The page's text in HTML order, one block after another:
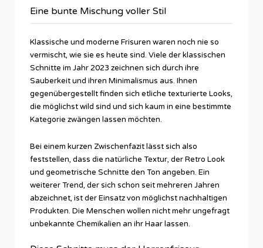
Eine bunte Mischung voller Stil
Klassische und moderne Frisuren waren noch nie so
vermischt, wie sie es heute sind. Viele der klassischen
Schnitte im Jahr 2023 zeichnen sich durch ihre
Sauberkeit und ihren Minimalismus aus. Ihnen
gegenübergestellt finden sich etliche texturierte Looks,
die möglichst wild sind und sich kaum in eine bestimmte
Kategorie zwängen lassen möchten.
Bei einem kurzen Zwischenfazit lässt sich also
feststellen, dass die natürliche Textur, der Retro Look
und geometrische Schnitte den Ton angeben. Ein
weiterer Trend, der sich schon seit mehreren Jahren
abzeichnet, ist der Einsatz von möglichst nachhaltigen
Produkten. Die Menschen wollen nicht mehr ungefragt
unbekannte Chemikalien an ihr Haar lassen.